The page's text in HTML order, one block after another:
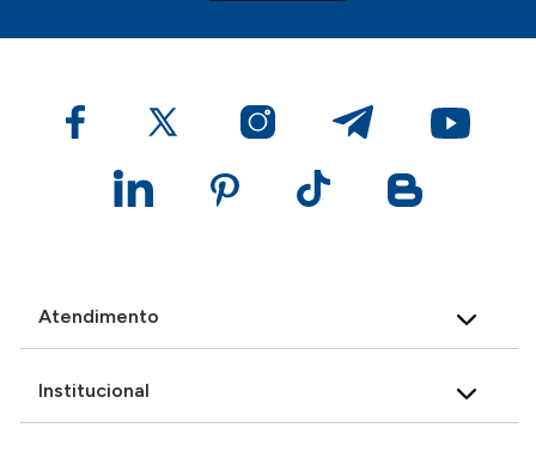
Atendimento
Institucional